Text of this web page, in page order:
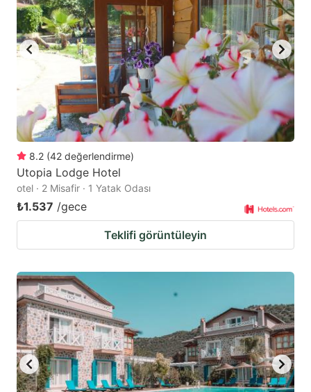
8.2 (42 değerlendirme)
Utopia Lodge Hotel
otel · 2 Misafir · 1 Yatak Odası
₺1.537 /gece
Teklifi görüntüleyin